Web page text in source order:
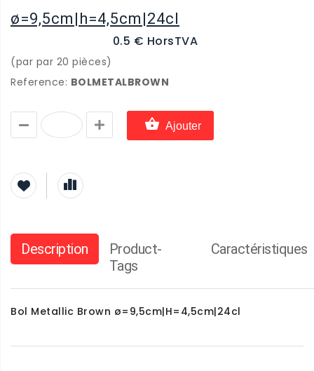
ø=9,5cm|h=4,5cm|24cl
0.5 € HorsTVA
(par par 20 pièces)
Reference: BOLMETALBROWN
Ajouter
Description
Product-
Tags
Caractéristiques
Bol Metallic Brown ø=9,5cm|H=4,5cm|24cl